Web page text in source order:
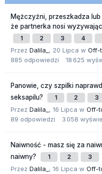
Mężczyźni, przeszkadza
że partnerka nosi
1 2 3 4
Przez Dalila_ , 20 Lipca w Off-
885 odpowiedzi 18 625
Panowie, czy szpilki
seksapilu?
1 2 3
Przez Dalila_ , 16 Lipca w Off-
89 odpowiedzi 3 058
Naiwność - masz się za
naiwny?
1 2 3
Przez Dalila_ , 16 Lipca w Off-